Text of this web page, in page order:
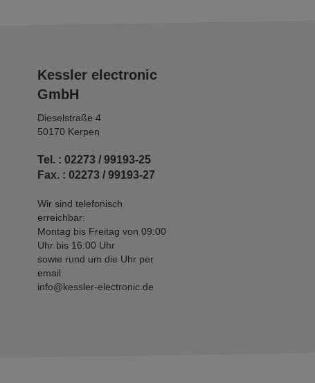
Kessler electronic
GmbH
Dieselstraße 4
50170 Kerpen
Tel. : 02273 / 99193-25
Fax. : 02273 / 99193-27
Wir sind telefonisch
erreichbar:
Montag bis Freitag von 09:00
Uhr bis 16:00 Uhr
sowie rund um die Uhr per
email
info@kessler-electronic.de